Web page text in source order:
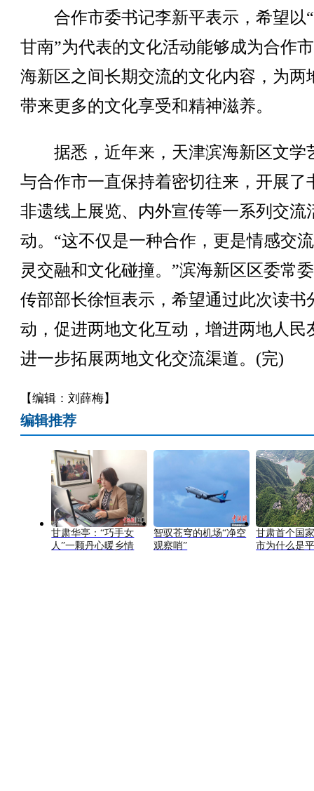
合作市委书记李新平表示，希望以
甘南”为代表的文化活动能够成为合作
海新区之间长期交流的文化内容，为两
带来更多的文化享受和精神滋养。
据悉，近年来，天津滨海新区文学
与合作市一直保持着密切往来，开展了
非遗线上展览、内外宣传等一系列交流
动。“这不仅是一种合作，更是情感交
灵交融和文化碰撞。”滨海新区区委常
传部部长徐恒表示，希望通过此次读书
动，促进两地文化互动，增进两地人民
进一步拓展两地文化交流渠道。(完)
【编辑：刘薛梅】
编辑推荐
甘肃华亭：“巧手女
人”一颗丹心暖乡情
智驭苍穹的机场“净空
观察哨”
甘肃首个国
市为什么是